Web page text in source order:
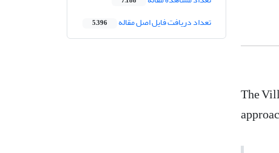
The
تعداد دریافت فایل اصل مقاله 5,396